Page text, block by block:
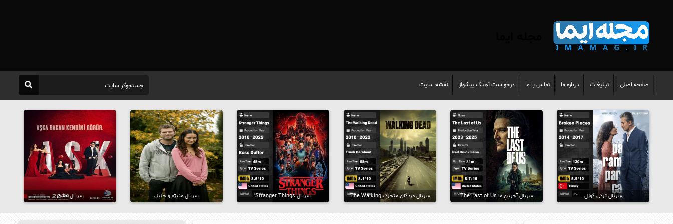
صفحه اصلی تبلیغات درباره ما تماس با ما درخواست آهنگ پیشواز نقشه سایت
سریال ترکی گوزل سریال آخرینِ ما The Last of Us
سریال مردگان متحرک The Walking
Dead
سریال Stranger Things سریال منیژه و خلیل سریال عشق